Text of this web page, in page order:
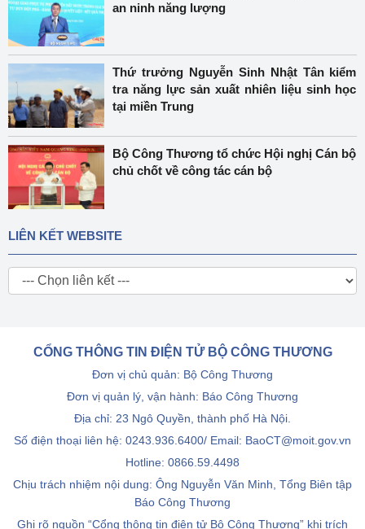
an ninh năng lượng
Thứ trưởng Nguyễn Sinh Nhật Tân kiểm
tra năng lực sản xuất nhiên liệu sinh học
tại miền Trung
Bộ Công Thương tổ chức Hội nghị Cán bộ
chủ chốt về công tác cán bộ
LIÊN KẾT WEBSITE
CỔNG THÔNG TIN ĐIỆN TỬ BỘ CÔNG THƯƠNG
Đơn vị chủ quản: Bộ Công Thương
Đơn vị quản lý, vận hành: Báo Công Thương
Địa chỉ: 23 Ngô Quyền, thành phố Hà Nội.
Số điện thoại liên hệ: 0243.936.6400/ Email: BaoCT@moit.gov.vn
Hotline: 0866.59.4498
Chịu trách nhiệm nội dung: Ông Nguyễn Văn Minh, Tổng Biên tập
Báo Công Thương
Ghi rõ nguồn “Cổng thông tin điện tử Bộ Công Thương” khi trích